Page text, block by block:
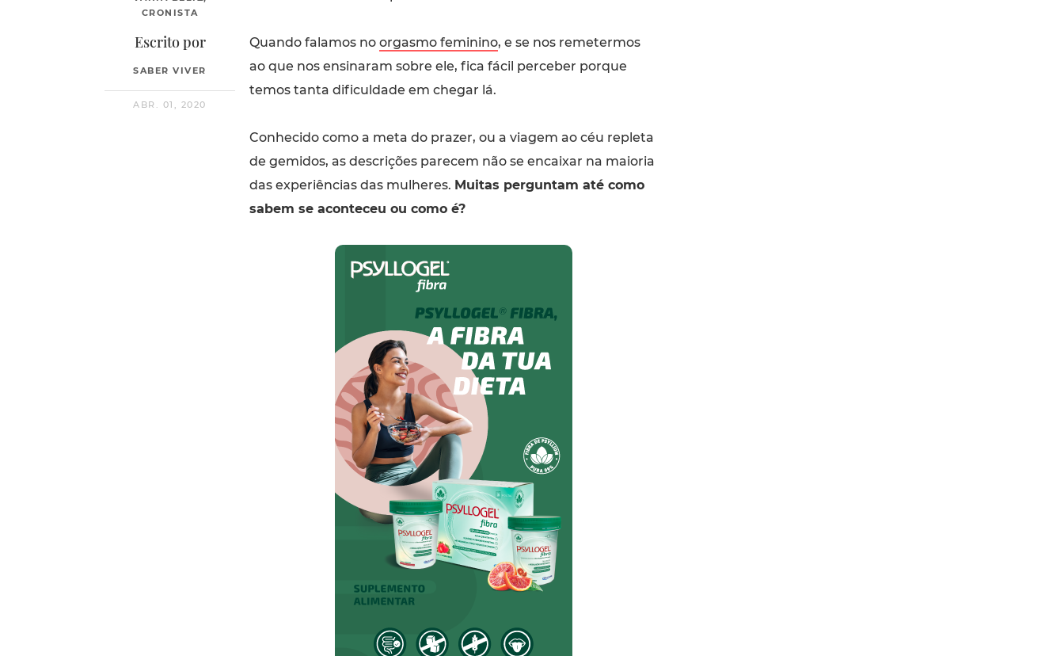
CRONISTA
Escrito por
SABER VIVER
ABR. 01, 2020
Quando falamos no orgasmo feminino, e se nos remetermos
ao que nos ensinaram sobre ele, fica fácil perceber porque
temos tanta dificuldade em chegar lá.
Conhecido como a meta do prazer, ou a viagem ao céu repleta
de gemidos, as descrições parecem não se encaixar na maioria
das experiências das mulheres. Muitas perguntam até como
sabem se aconteceu ou como é?